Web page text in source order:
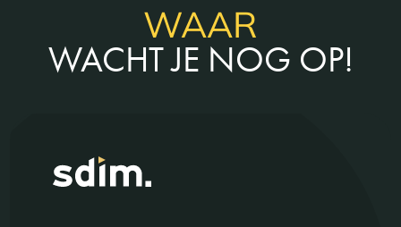
WAAR
WACHT JE NOG OP!